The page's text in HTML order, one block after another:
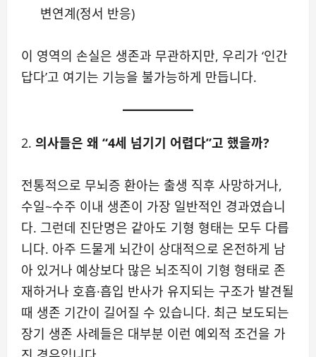
변연계(정서 반응)
이 영역의 손실은 생존과 무관하지만, 우리가 ‘인간
답다’고 여기는 기능을 불가능하게 만듭니다.
2. 의사들은 왜 “4세 넘기기 어렵다”고 했을까?
전통적으로 무뇌증 환아는 출생 직후 사망하거나,
수일~수주 이내 생존이 가장 일반적인 경과였습니
다. 그런데 진단명은 같아도 기형 형태는 모두 다릅
니다. 아주 드물게 뇌간이 상대적으로 온전하게 남
아 있거나 예상보다 많은 뇌조직이 기형 형태로 존
재하거나 호흡·흡입 반사가 유지되는 구조가 발견될
때 생존 기간이 길어질 수 있습니다. 최근 보도되는
장기 생존 사례들은 대부분 이런 예외적 조건을 가